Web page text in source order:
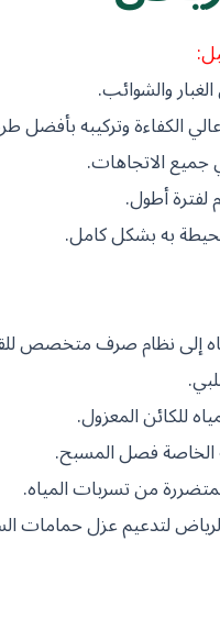
والشوائب.
الكفاءة وتركيبه بأفضل
جميع الاتجاهات.
لفترة أطول.
به بشكل كامل.
إلى نظام صرف متخصص
للكائن المعزول.
الخاصة فصل المسبح.
من تسربات المياه.
لتدعيم عزل حمامات